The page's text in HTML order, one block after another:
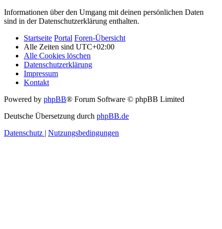
Informationen über den Umgang mit deinen persönlichen Daten
sind in der Datenschutzerklärung enthalten.
Startseite Portal Foren-Übersicht
Alle Zeiten sind UTC+02:00
Alle Cookies löschen
Datenschutzerklärung
Impressum
Kontakt
Powered by phpBB® Forum Software © phpBB Limited
Deutsche Übersetzung durch phpBB.de
Datenschutz | Nutzungsbedingungen